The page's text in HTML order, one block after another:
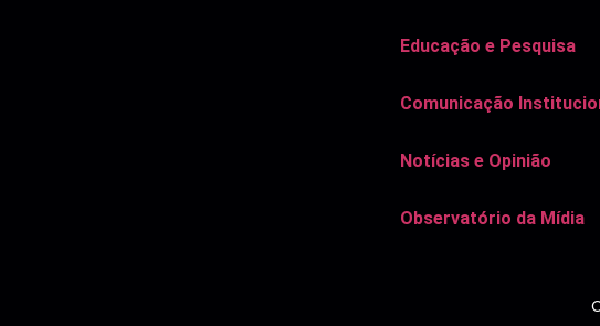
Educação e Pesquisa
Comunicação
Notícias e Opinião
Observatório da Mídia